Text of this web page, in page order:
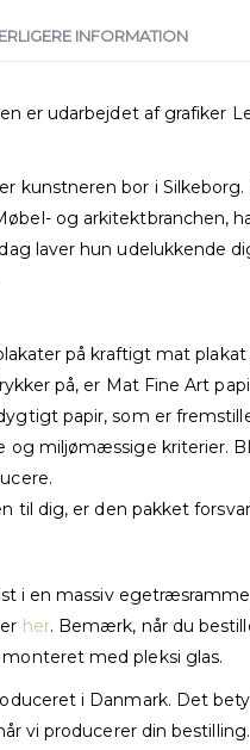
INFORMATION
er udarbejdet af grafiker
kunstneren bor i
og arkitektbranchen,
laver hun udelukkende
på kraftigt mat
på, er Mat Fine Art
papir, som er
og miljømæssige kriterier.
til dig, er den pakket
i en massiv
her. Bemærk, når du
med pleksi glas.
i Danmark. Det
vi producerer din bestilling.